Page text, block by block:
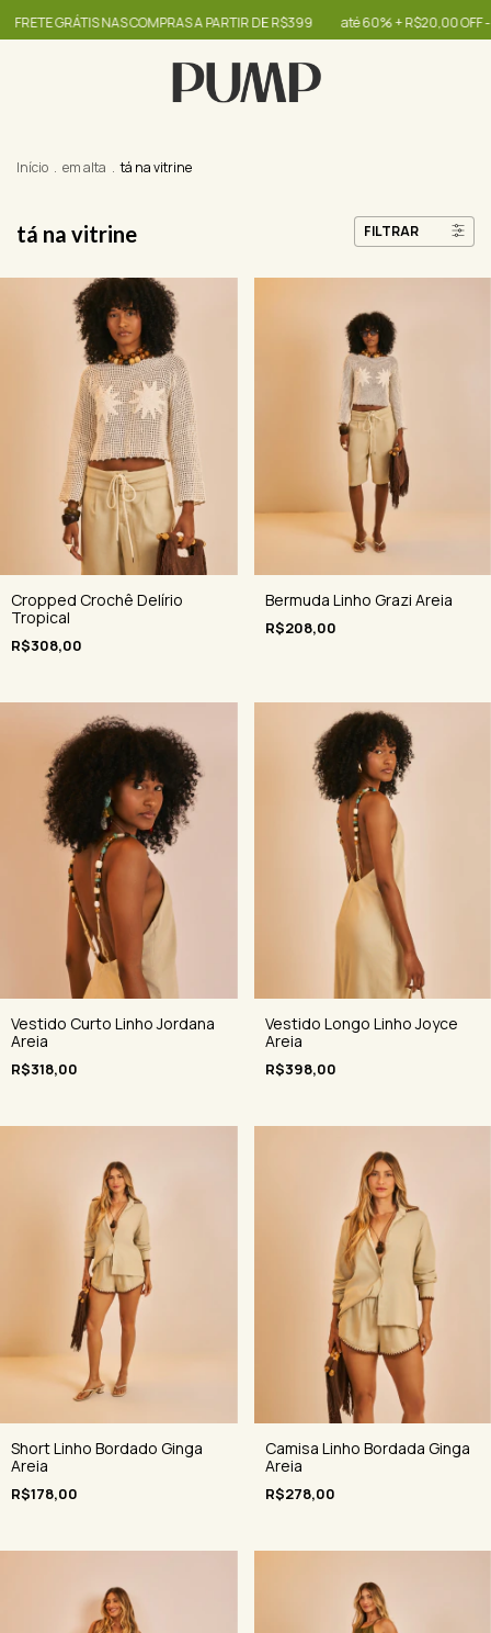
A PARTIR DE R$399 até 60% + R$20,00 OFF - use o cupom
Início . em alta . tá na vitrine
tá na vitrine FILTRAR
Cropped Crochê Delírio
Tropical
R$308,00
Bermuda Linho Grazi Areia
R$208,00
Vestido Curto Linho Jordana
Areia
R$318,00
Vestido Longo Linho Joyce
Areia
R$398,00
Short Linho Bordado Ginga
Areia
R$178,00
Camisa Linho Bordada Ginga
Areia
R$278,00